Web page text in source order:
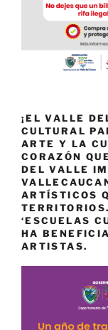
¡EL VALLE
CULTURAL
ARTE Y LA
CORAZÓN
DEL VALLE
ARTÍSTICOS
‘ESCUELAS
HA
ARTISTAS.